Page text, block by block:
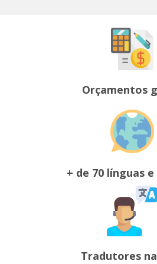
Orçamentos
+ de 70 línguas
Tradutores